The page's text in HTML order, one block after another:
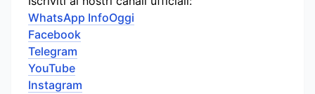
WhatsApp InfoOggi
Facebook
Telegram
YouTube
Instagram